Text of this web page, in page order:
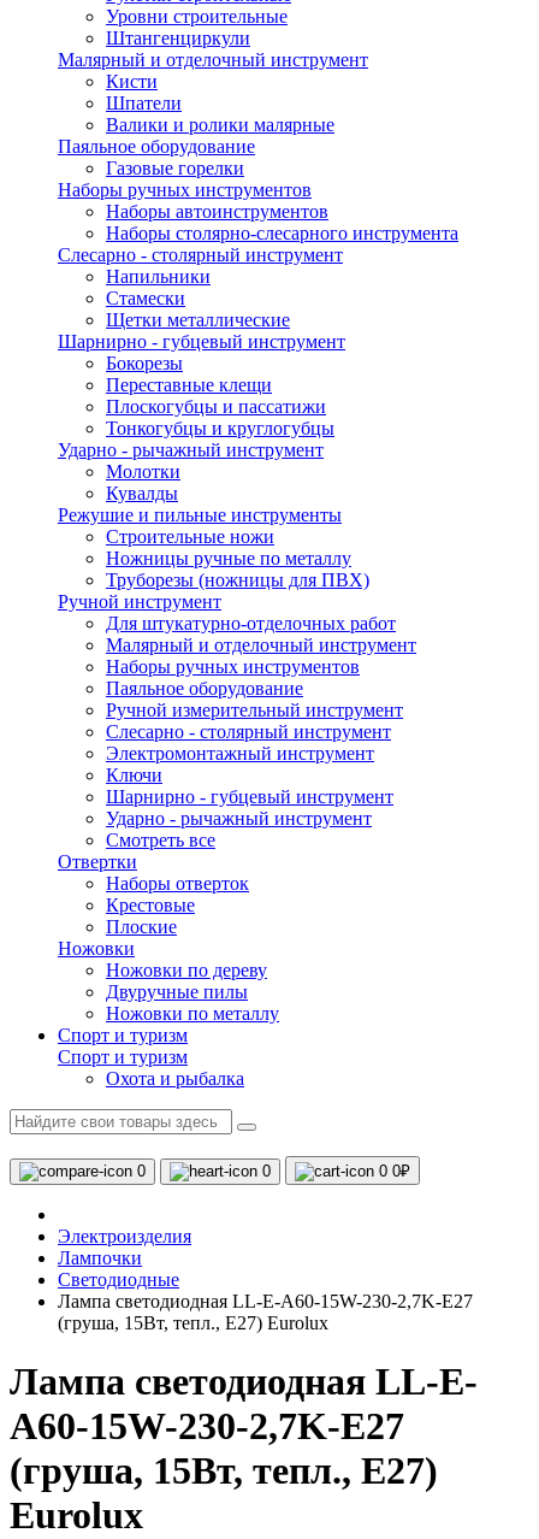
Уровни строительные
Штангенциркули
Малярный и отделочный инструмент
Кисти
Шпатели
Валики и ролики малярные
Паяльное оборудование
Газовые горелки
Наборы ручных инструментов
Наборы автоинструментов
Наборы столярно-слесарного инструмента
Слесарно - столярный инструмент
Напильники
Стамески
Щетки металлические
Шарнирно - губцевый инструмент
Бокорезы
Переставные клещи
Плоскогубцы и пассатижи
Тонкогубцы и круглогубцы
Ударно - рычажный инструмент
Молотки
Кувалды
Режушие и пильные инструменты
Строительные ножи
Ножницы ручные по металлу
Труборезы (ножницы для ПВХ)
Ручной инструмент
Для штукатурно-отделочных работ
Малярный и отделочный инструмент
Наборы ручных инструментов
Паяльное оборудование
Ручной измерительный инструмент
Слесарно - столярный инструмент
Электромонтажный инструмент
Ключи
Шарнирно - губцевый инструмент
Ударно - рычажный инструмент
Смотреть все
Отвертки
Наборы отверток
Крестовые
Плоские
Ножовки
Ножовки по дереву
Двуручные пилы
Ножовки по металлу
Спорт и туризм
Спорт и туризм
Охота и рыбалка
0 0 0 0₽
Электроизделия
Лампочки
Светодиодные
Лампа светодиодная LL-E-A60-15W-230-2,7K-E27
(груша, 15Вт, тепл., Е27) Eurolux
Лампа светодиодная LL-E-
A60-15W-230-2,7K-E27
(груша, 15Вт, тепл., Е27)
Eurolux